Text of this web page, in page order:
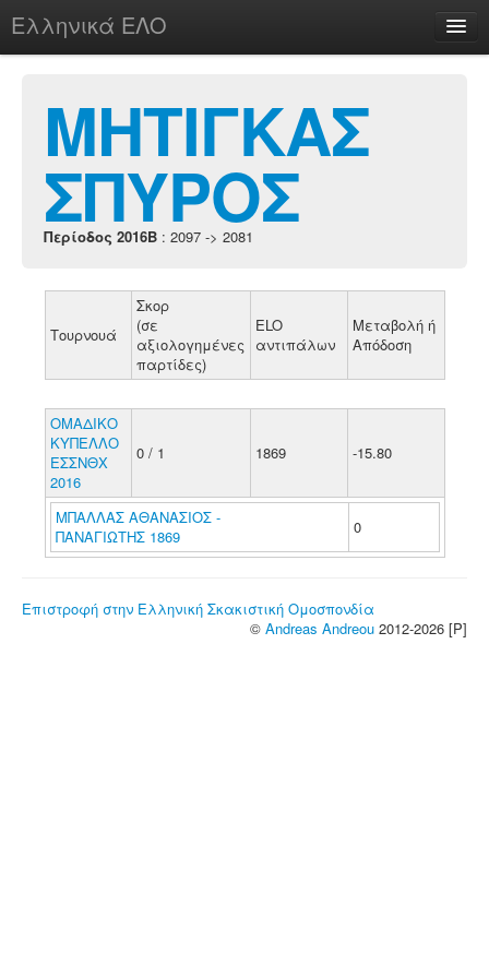
Ελληνικά ΕΛΟ
chesstu.be @ discord
Login
ΜΗΤΙΓΚΑΣ
ΣΠΥΡΟΣ
Περίοδος 2016B : 2097 -> 2081
Τουρνουά
Σκορ
(σε
αξιολογημένες
παρτίδες)
ELO
αντιπάλων
Μεταβολή ή
Απόδοση
ΟΜΑΔΙΚΟ
ΚΥΠΕΛΛΟ
ΕΣΣΝΘΧ
2016
0 / 1 1869 -15.80
ΜΠΑΛΛΑΣ ΑΘΑΝΑΣΙΟΣ -
ΠΑΝΑΓΙΩΤΗΣ 1869
0
Επιστροφή στην Ελληνική Σκακιστική Ομοσπονδία
© Andreas Andreou 2012-2026 [P]